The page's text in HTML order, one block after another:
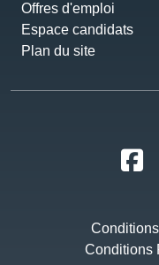
Offres d'emploi
Espace candidats
Plan du site
Conditions